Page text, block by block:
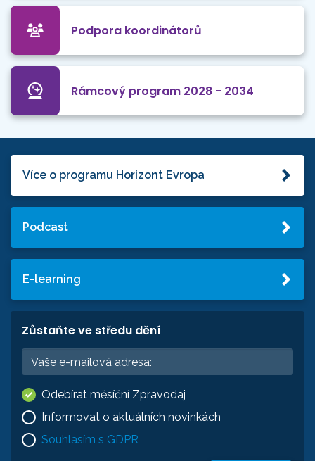
Podpora koordinátorů
Rámcový program 2028 - 2034
Více o programu Horizont Evropa
Podcast
E-learning
Zůstaňte ve středu dění
Odebírat měsíční Zpravodaj
Informovat o aktuálních novinkách
Souhlasím s GDPR